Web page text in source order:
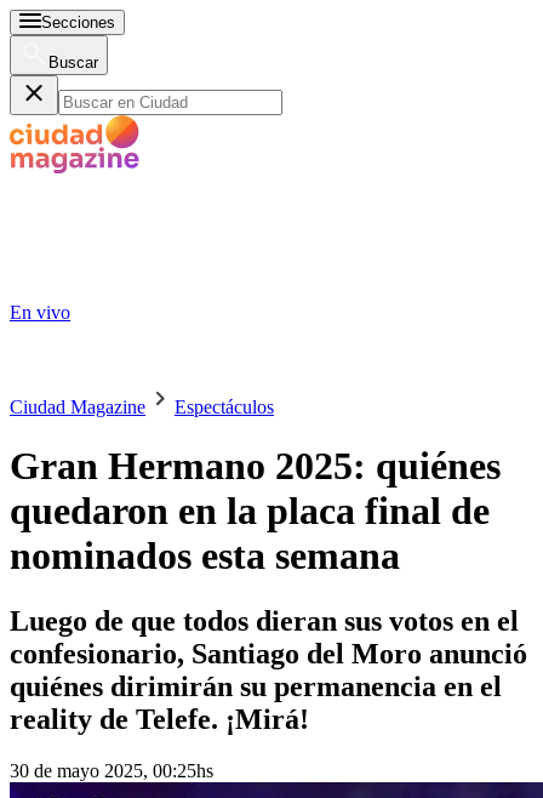
Secciones
Buscar
En vivo
Ciudad Magazine Espectáculos
Gran Hermano 2025: quiénes
quedaron en la placa final de
nominados esta semana
Luego de que todos dieran sus votos en el
confesionario, Santiago del Moro anunció
quiénes dirimirán su permanencia en el
reality de Telefe. ¡Mirá!
30 de mayo 2025, 00:25hs